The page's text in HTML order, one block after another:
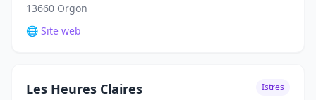
13660 Orgon
🌐 Site web
Les Heures Claires Istres